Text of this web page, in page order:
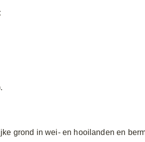
grond in wei- en hooilanden en